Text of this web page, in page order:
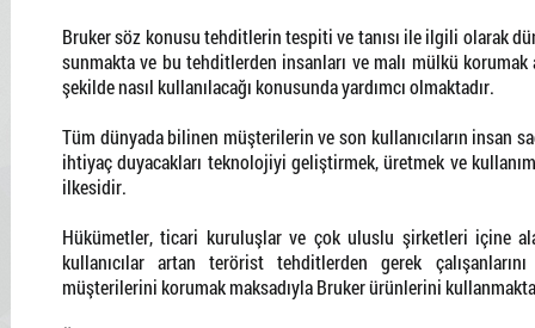
Bruker söz konusu tehditlerin tespiti ve tanısı ile ilgili olarak
sunmakta ve bu tehditlerden insanları ve malı mülkü
şekilde nasıl kullanılacağı konusunda yardımcı olmaktadır.
Tüm dünyada bilinen müşterilerin ve son kullanıcıların insan
ihtiyaç duyacakları teknolojiyi geliştirmek, üretmek ve
ilkesidir.
Hükümetler, ticari kuruluşlar ve çok uluslu şirketleri içine
kullanıcılar artan terörist tehditlerden gerek
müşterilerini korumak maksadıyla Bruker ürünlerini